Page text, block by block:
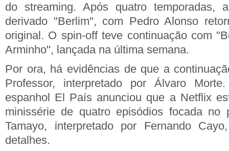
do streaming. Após quatro temporadas,
derivado "Berlim", com Pedro Alonso
original. O spin-off teve continuação com
Arminho", lançada na última semana.
Por ora, há evidências de que a
Professor, interpretado por Álvaro
espanhol El País anunciou que a Netflix
minissérie de quatro episódios focada no
Tamayo, interpretado por Fernando
detalhes.